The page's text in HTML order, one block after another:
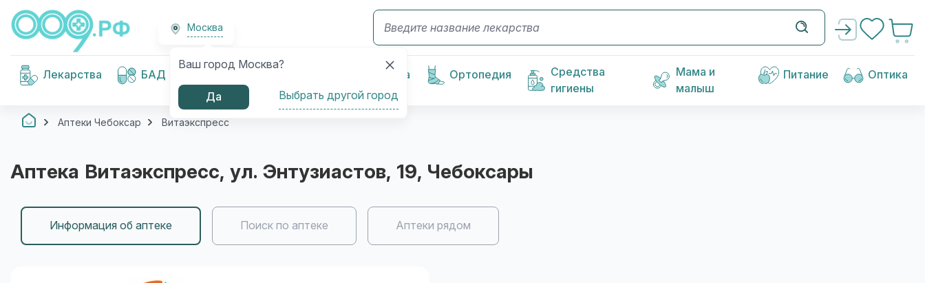
Москва
Ваш город Москва?
Да Выбрать другой город
Лекарства БАД
Медицинские
изделия
Косметика Ортопедия
Средства
гигиены
Мама и
малыш
Питание Оптика
Аптеки Чебоксар Витаэкспресс
Аптека Витаэкспресс, ул. Энтузиастов, 19, Чебоксары
Информация об аптеке Поиск по аптеке Аптеки рядом